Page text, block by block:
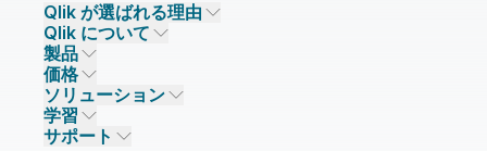
Qlik が選ばれる理由
Qlik が選ばれる理由
信頼とセキュリティ
信頼とプライバシー
信頼と AI
主なテクノロジーパートナー
データソースとターゲット
Qlik について
企業情報
採用情報
ニュースルーム
事業所 / 連絡先
製品
データ統合とデータ品質
Qlik Talend
Qlik Talend Cloud
Talend Data Fabric
価格
データ統合
データ分析
AI / 機械学習
ソリューション
ソリューションパートナー
パートナー検索
学習
イベント
サポート